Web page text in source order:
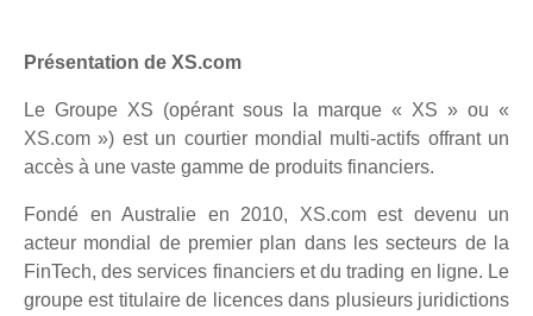
Présentation de XS.com
Le Groupe XS (opérant sous la marque « XS » ou «
XS.com ») est un courtier mondial multi-actifs offrant un
accès à une vaste gamme de produits financiers.
Fondé en Australie en 2010, XS.com est devenu un
acteur mondial de premier plan dans les secteurs de la
FinTech, des services financiers et du trading en ligne. Le
groupe est titulaire de licences dans plusieurs juridictions